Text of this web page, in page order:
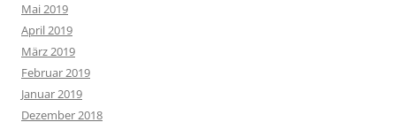
Mai 2019
April 2019
März 2019
Februar 2019
Januar 2019
Dezember 2018